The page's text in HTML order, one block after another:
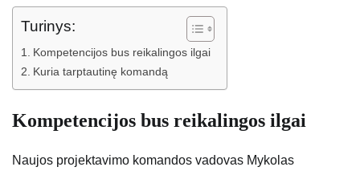
Turinys:
Kompetencijos bus reikalingos ilgai
Kuria tarptautinę komandą
Kompetencijos bus reikalingos ilgai
Naujos projektavimo komandos vadovas Mykolas